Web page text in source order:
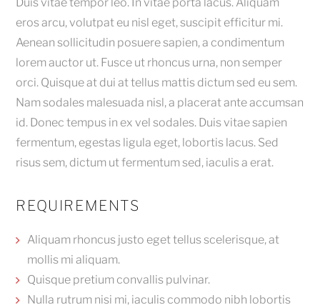
eros arcu, volutpat eu nisl eget, suscipit efficitur mi.
Aenean sollicitudin posuere sapien, a condimentum
lorem auctor ut. Fusce ut rhoncus urna, non semper
orci. Quisque at dui at tellus mattis dictum sed eu sem.
Nam sodales malesuada nisl, a placerat ante accumsan
id. Donec tempus in ex vel sodales. Duis vitae sapien
fermentum, egestas ligula eget, lobortis lacus. Sed
risus sem, dictum ut fermentum sed, iaculis a erat.
REQUIREMENTS
Aliquam rhoncus justo eget tellus scelerisque, at
mollis mi aliquam.
Quisque pretium convallis pulvinar.
Nulla rutrum nisi mi, iaculis commodo nibh lobortis